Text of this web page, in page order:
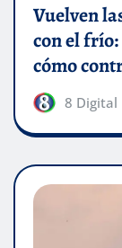
Vuelven
con el frío:
cómo
8 Digital